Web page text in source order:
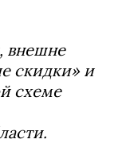
внешне
скидки» и
схеме